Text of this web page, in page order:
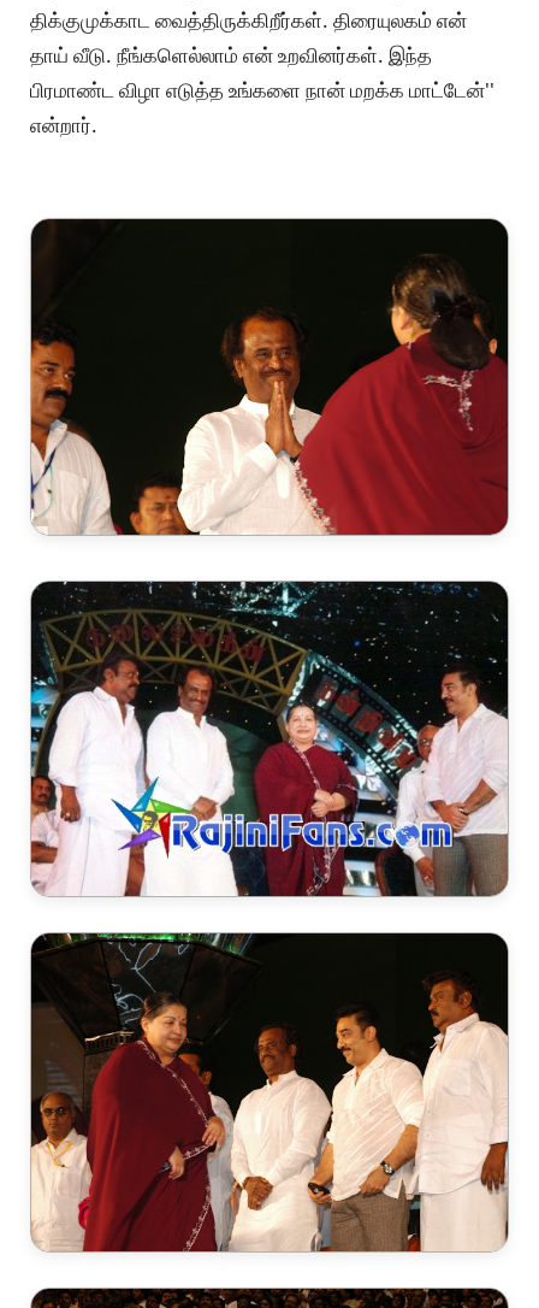
திக்குமுக்காட வைத்திருக்கிறீர்கள். திரையுலகம் என்
தாய் வீடு. நீங்களெல்லாம் என் உறவினர்கள். இந்த
பிரமாண்ட விழா எடுத்த உங்களை நான் மறக்க மாட்டேன்''
என்றார்.